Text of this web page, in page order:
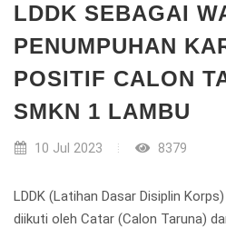
LDDK SEBAGAI
PENUMPUHAN
POSITIF CALON
SMKN 1 LAMBU
10 Jul 2023 8379
LDDK (Latihan Dasar Disiplin
diikuti oleh Catar (Calon Taruna)